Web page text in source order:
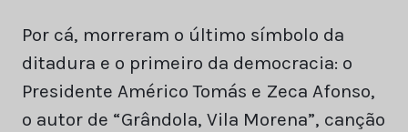
Por cá, morreram o último símbolo da
ditadura e o primeiro da democracia: o
Presidente Américo Tomás e Zeca Afonso,
o autor de “Grândola, Vila Morena”, canção